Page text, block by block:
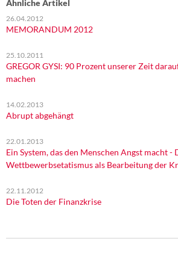
Ähnliche Artikel
26.04.2012
MEMORANDUM 2012
25.10.2011
GREGOR GYSI: 90 Prozent unserer Zeit
machen
14.02.2013
Abrupt abgehängt
22.01.2013
Ein System, das den Menschen Angst macht
Wettbewerbsetatismus als Bearbeitung der
22.11.2012
Die Toten der Finanzkrise